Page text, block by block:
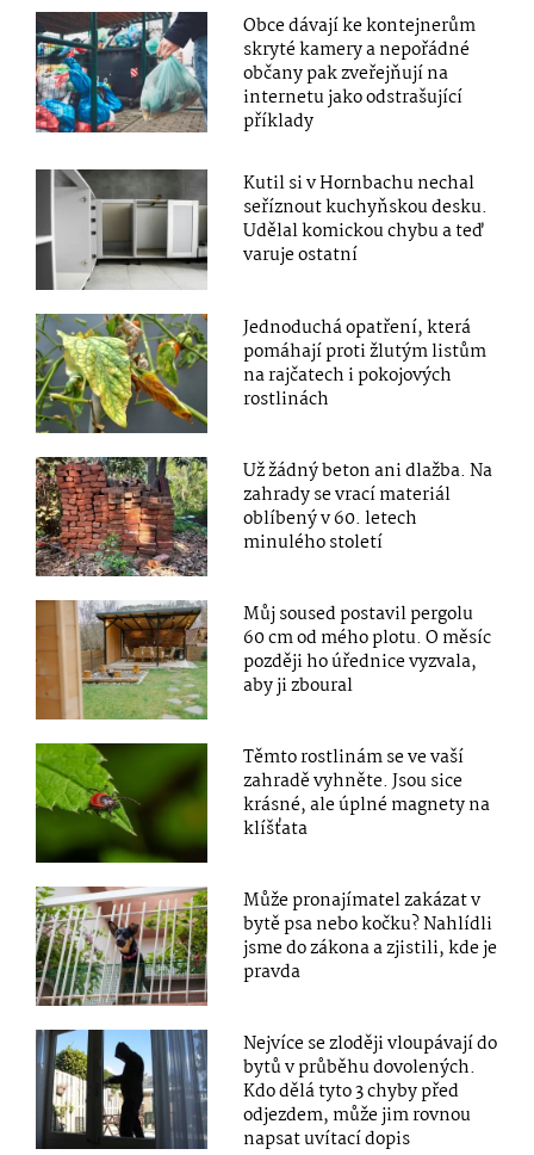
Obce dávají ke kontejnerům
skryté kamery a nepořádné
občany pak zveřejňují na
internetu jako odstrašující
příklady
Kutil si v Hornbachu nechal
seříznout kuchyňskou desku.
Udělal komickou chybu a teď
varuje ostatní
Jednoduchá opatření, která
pomáhají proti žlutým listům
na rajčatech i pokojových
rostlinách
Už žádný beton ani dlažba. Na
zahrady se vrací materiál
oblíbený v 60. letech
minulého století
Můj soused postavil pergolu
60 cm od mého plotu. O měsíc
později ho úřednice vyzvala,
aby ji zboural
Těmto rostlinám se ve vaší
zahradě vyhněte. Jsou sice
krásné, ale úplné magnety na
klíšťata
Může pronajímatel zakázat v
bytě psa nebo kočku? Nahlídli
jsme do zákona a zjistili, kde je
pravda
Nejvíce se zloději vloupávají do
bytů v průběhu dovolených.
Kdo dělá tyto 3 chyby před
odjezdem, může jim rovnou
napsat uvítací dopis